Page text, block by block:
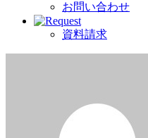
お問い合わせ
資料請求